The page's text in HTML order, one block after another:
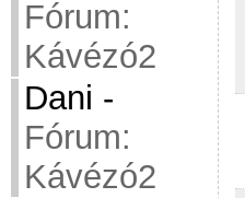
Fórum:
Kávézó2
Dani -
Fórum:
Kávézó2